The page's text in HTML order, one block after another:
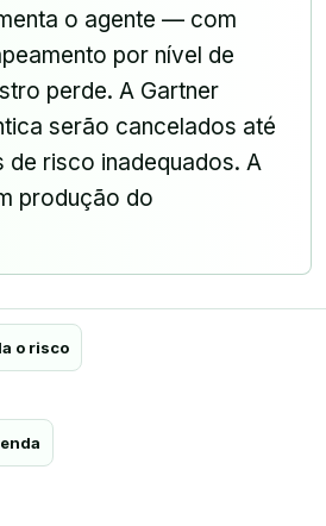
o agente — com
por nível de
perde. A Gartner
serão cancelados até
risco inadequados. A
produção do
o risco